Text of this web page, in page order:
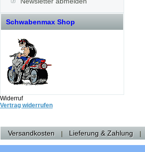
Schwabenmax Shop
Widerruf
Vertrag widerrufen
Versandkosten Lieferung & Zahlung